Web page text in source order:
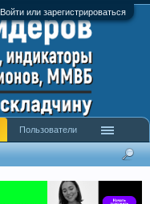
Войти или зарегистрироваться
Пользователи